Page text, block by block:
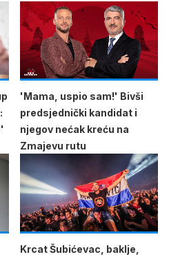
'Mama, uspio sam!' Bivši
predsjednički kandidat i
njegov nećak kreću na
Zmajevu rutu
Krcat Šubićevac, baklje,